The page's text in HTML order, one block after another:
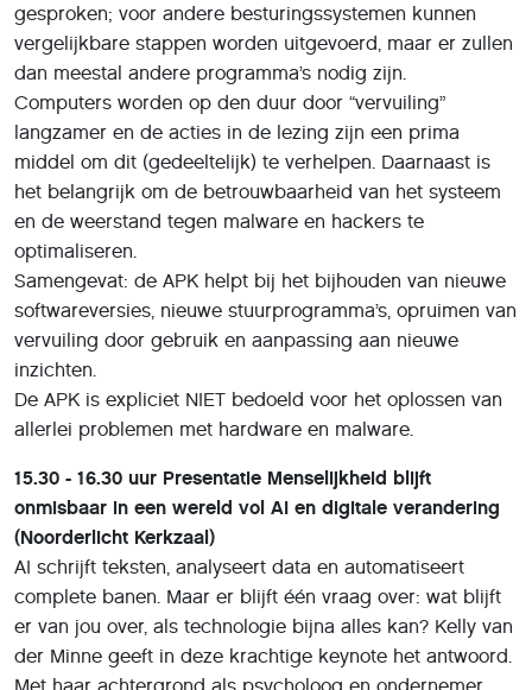
gesproken; voor andere besturingssystemen kunnen
vergelijkbare stappen worden uitgevoerd, maar er zullen
dan meestal andere programma’s nodig zijn.
Computers worden op den duur door “vervuiling”
langzamer en de acties in de lezing zijn een prima
middel om dit (gedeeltelijk) te verhelpen. Daarnaast is
het belangrijk om de betrouwbaarheid van het systeem
en de weerstand tegen malware en hackers te
optimaliseren.
Samengevat: de APK helpt bij het bijhouden van nieuwe
softwareversies, nieuwe stuurprogramma’s, opruimen van
vervuiling door gebruik en aanpassing aan nieuwe
inzichten.
De APK is expliciet NIET bedoeld voor het oplossen van
allerlei problemen met hardware en malware.
15.30 - 16.30 uur Presentatie Menselijkheid blijft
onmisbaar in een wereld vol AI en digitale verandering
(Noorderlicht Kerkzaal)
AI schrijft teksten, analyseert data en automatiseert
complete banen. Maar er blijft één vraag over: wat blijft
er van jou over, als technologie bijna alles kan? Kelly van
der Minne geeft in deze krachtige keynote het antwoord.
Met haar achtergrond als psycholoog en ondernemer